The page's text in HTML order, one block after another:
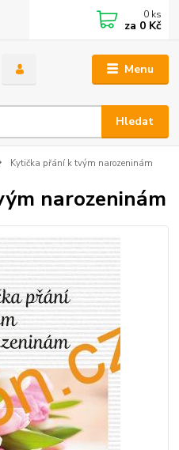
Menu
Hledat
0 ks
za 0 Kč
Kytička přání k tvým narozeninám
narozeninám